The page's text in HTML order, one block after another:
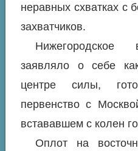
неравных схватках с
захватчиков.
Нижегородское
заявляло о себе
центре силы,
первенство с
встававшем с колен
Оплот на